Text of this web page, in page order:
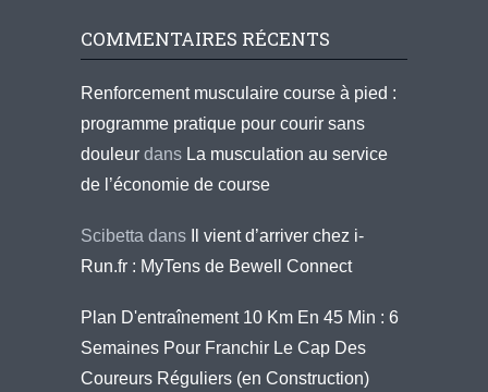
COMMENTAIRES RÉCENTS
Renforcement musculaire course à pied :
programme pratique pour courir sans
douleur dans La musculation au service
de l’économie de course
Scibetta dans
Il vient d’arriver chez i-
Run.fr : MyTens de Bewell Connect
Plan D'entraînement 10 Km En 45 Min : 6
Semaines Pour Franchir Le Cap Des
Coureurs Réguliers (en Construction)